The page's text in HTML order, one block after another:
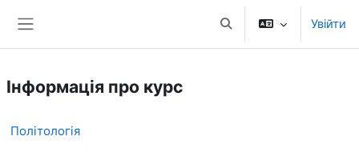
Переключити Увійти
Інформація про курс
Політологія